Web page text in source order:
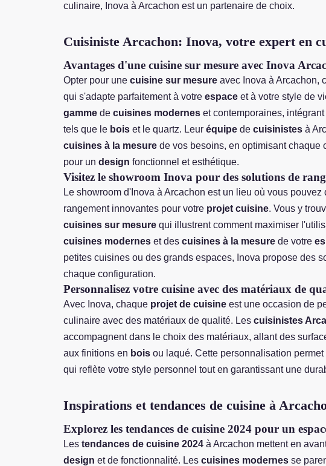
culinaire, Inova à Arcachon est un partenaire de choix.
Cuisiniste Arcachon: Inova, votre expert en
Avantages d'une cuisine sur mesure avec Inova
Opter pour une cuisine sur mesure avec Inova à Arcachon,
qui s'adapte parfaitement à votre espace et à votre style de
gamme de cuisines modernes et contemporaines,
tels que le bois et le quartz. Leur équipe de cuisinistes à
cuisines à la mesure de vos besoins, en optimisant chaque
pour un design fonctionnel et esthétique.
Visitez le showroom Inova pour des solutions de
Le showroom d'Inova à Arcachon est un lieu où vous
rangement innovantes pour votre projet cuisine. Vous y
cuisines sur mesure qui illustrent comment maximiser
cuisines modernes et des cuisines à la mesure de votre
petites cuisines ou des grands espaces, Inova propose des
chaque configuration.
Personnalisez votre cuisine avec des matériaux de
Avec Inova, chaque projet de cuisine est une occasion de
culinaire avec des matériaux de qualité. Les cuisinistes
accompagnent dans le choix des matériaux, allant des
aux finitions en bois ou laqué. Cette personnalisation permet
qui reflète votre style personnel tout en garantissant une
Inspirations et tendances de cuisine à
Explorez les tendances de cuisine 2024 pour un
Les tendances de cuisine 2024 à Arcachon mettent en
design et de fonctionnalité. Les cuisines modernes se